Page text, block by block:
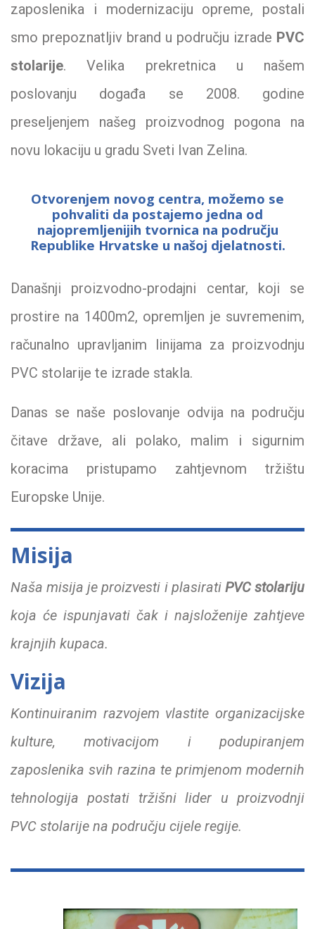
zaposlenika i modernizaciju opreme, postali
smo prepoznatljiv brand u području izrade PVC
stolarije. Velika prekretnica u našem
poslovanju događa se 2008. godine
preseljenjem našeg proizvodnog pogona na
novu lokaciju u gradu Sveti Ivan Zelina.
Otvorenjem novog centra, možemo se
pohvaliti da postajemo jedna od
najopremljenijih tvornica na području
Republike Hrvatske u našoj djelatnosti.
Današnji proizvodno-prodajni centar, koji se
prostire na 1400m2, opremljen je suvremenim,
računalno upravljanim linijama za proizvodnju
PVC stolarije te izrade stakla.
Danas se naše poslovanje odvija na području
čitave države, ali polako, malim i sigurnim
koracima pristupamo zahtjevnom tržištu
Europske Unije.
Misija
Naša misija je proizvesti i plasirati PVC stolariju
koja će ispunjavati čak i najsloženije zahtjeve
krajnjih kupaca.
Vizija
Kontinuiranim razvojem vlastite organizacijske
kulture, motivacijom i podupiranjem
zaposlenika svih razina te primjenom modernih
tehnologija postati tržišni lider u proizvodnji
PVC stolarije na području cijele regije.